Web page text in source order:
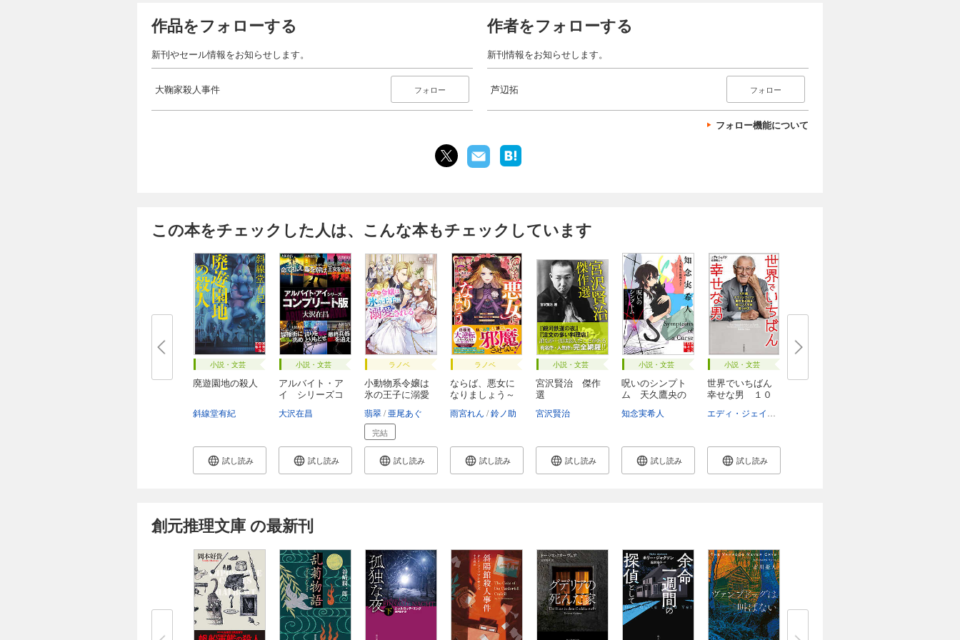
作品をフォローする
新刊やセール情報をお知らせします。
大鞠家殺人事件 フォロー
作者をフォローする
新刊情報をお知らせします。
芦辺拓 フォロー
フォロー機能について
この本をチェックした人は、こんな本もチェックしています
小説・文芸
廃遊園地の殺人
斜線堂有紀
試し読み
小説・文芸
アルバイト・ア
イ シリーズコ
大沢在昌
試し読み
ラノベ
小動物系令嬢は
氷の王子に溺愛
翡翠 亜尾あぐ
完結
試し読み
ラノベ
ならば、悪女に
なりましょう～
雨宮れん 鈴ノ助
試し読み
小説・文芸
宮沢賢治 傑作
選
宮沢賢治
試し読み
小説・文芸
呪いのシンプト
ム 天久鷹央の
知念実希人
試し読み
小説・文芸
世界でいちばん
幸せな男 １０
試し読み
創元推理文庫 の最新刊